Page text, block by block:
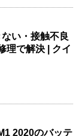
い・接触不良
理で解決 | クイ
2020のバッテ